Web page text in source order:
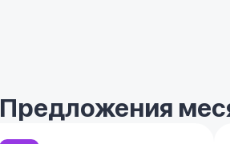
Предложения